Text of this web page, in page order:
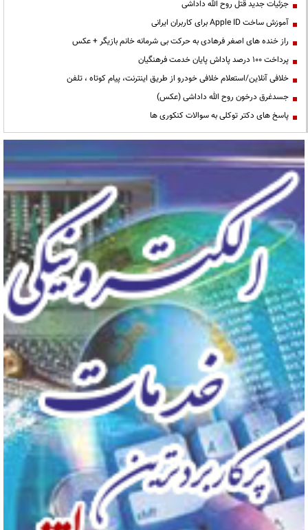
جزئیات جدید قتل روح الله داداشی
آموزش ساخت Apple ID برای کاربران ایرانی
راز خنده های اصغر فرهادی به حرکت بی شرمانه خانم بازیگر + عکس
پرداخت ۱۰۰ درصد پاداش پایان خدمت فرهنگیان
خلافی آنلاین/استعلام خلافی خودرو از طریق اینترنت، پیام کوتاه ، تلفن
جسدغرق درخون روح الله داداشی (عکس)
پاسخ های دکتر توکلی به سوالات کنکوری ها